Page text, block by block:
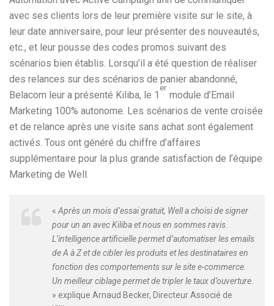
avec ses clients lors de leur première visite sur le site, à
leur date anniversaire, pour leur présenter des nouveautés,
etc., et leur pousse des codes promos suivant des
scénarios bien établis. Lorsqu’il a été question de réaliser
des relances sur des scénarios de panier abandonné,
Belacom leur a présenté Kiliba, le 1
er
module d’Email
Marketing 100% autonome. Les scénarios de vente croisée
et de relance après une visite sans achat sont également
activés. Tous ont généré du chiffre d’affaires
supplémentaire pour la plus grande satisfaction de l’équipe
Marketing de Well.
« Après un mois d’essai gratuit, Well a choisi de signer
pour un an avec Kiliba et nous en sommes ravis.
L’intelligence artificielle permet d’automatiser les emails
de A à Z et de cibler les produits et les destinataires en
fonction des comportements sur le site e-commerce.
Un meilleur ciblage permet de tripler le taux d’ouverture.
» explique Arnaud Becker, Directeur Associé de